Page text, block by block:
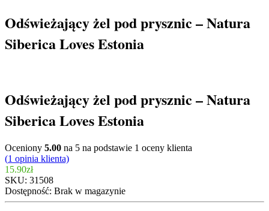
Odświeżający żel pod prysznic – Natura
Siberica Loves Estonia
Odświeżający żel pod prysznic – Natura
Siberica Loves Estonia
Oceniony 5.00 na 5 na podstawie 1 oceny klienta
(1 opinia klienta)
15.90zł
SKU: 31508
Dostępność: Brak w magazynie